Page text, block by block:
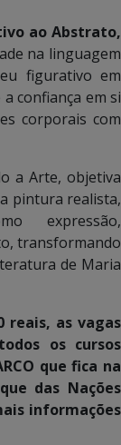
ao Abstrato,
na linguagem
figurativo em
confiança em si
corporais com
a Arte, objetiva
pintura realista,
expressão,
transformando
de Maria
reais, as vagas
os cursos
que fica na
das Nações
informações